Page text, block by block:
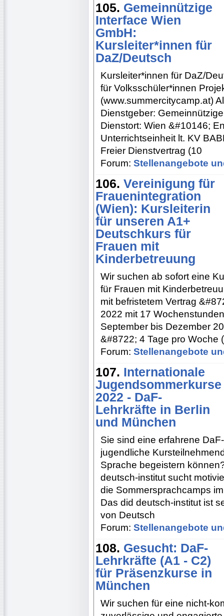
105. Gemeinnützige
Interface Wien
GmbH:
Kursleiter*innen für
DaZ/Deutsch
Kursleiter*innen für DaZ/
für Volksschüler*innen
(www.summercitycamp.at)
Dienstgeber:
Dienstort: Wien &#10146;
Unterrichtseinheit lt. KV
Freier Dienstvertrag (10
Forum: Stellenangebote
106. Vereinigung für
Frauenintegration
(Wien): Kursleiterin
für unseren A1+
Deutschkurs für
Frauen mit
Kinderbetreuung
Wir suchen ab sofort eine
für Frauen mit
mit befristetem Vertrag
2022 mit 17
September bis Dezember
&#8722; 4 Tage pro Woche
Forum: Stellenangebote
107. Internationale
Jugendsommerkurse
2022 - DaF-
Lehrkräfte in Berlin
und München
Sie sind eine erfahrene
jugendliche
Sprache begeistern
deutsch-institut sucht
die Sommersprachcamps
Das did deutsch-institut ist
von Deutsch
Forum: Stellenangebote
108. Gesucht: DaF-
Lehrkräfte (A1 - C2)
für Präsenzkurse in
München
Wir suchen für eine nicht-